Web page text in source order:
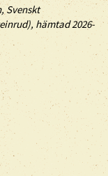
Svenskt
hämtad 2026-